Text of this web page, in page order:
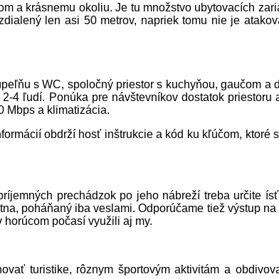
a krásnemu okoliu. Je tu množstvo ubytovacích
len asi 50 metrov, napriek tomu nie je
s WC, spoločný priestor s kuchyňou, gaučom
ľudí. Ponúka pre návštevníkov dostatok priestoru
Mbps a klimatizácia.
obdrží hosť inštrukcie a kód ku kľúčom, ktoré
prechádzok po jeho nábreží treba určite
poháňaný iba veslami. Odporúčame tiež výstup
počasí využili aj my.
turistike, rôznym športovým aktivitám a